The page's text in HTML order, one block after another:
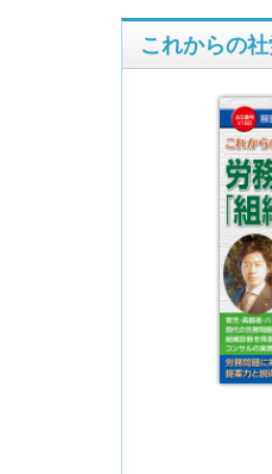
これからの
〔